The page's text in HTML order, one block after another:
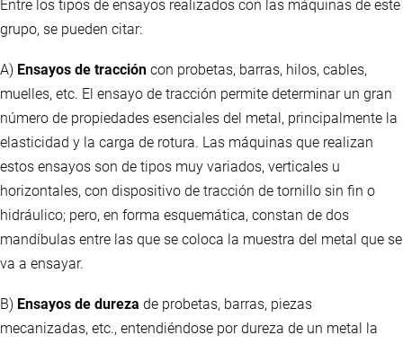
Entre los tipos de ensayos realizados con las máquinas de este
grupo, se pueden citar:
A) Ensayos de tracción con probetas, barras, hilos, cables,
muelles, etc. El ensayo de tracción permite determinar un gran
número de propiedades esenciales del metal, principalmente la
elasticidad y la carga de rotura. Las máquinas que realizan
estos ensayos son de tipos muy variados, verticales u
horizontales, con dispositivo de tracción de tornillo sin fin o
hidráulico; pero, en forma esquemática, constan de dos
mandíbulas entre las que se coloca la muestra del metal que se
va a ensayar.
B) Ensayos de dureza de probetas, barras, piezas
mecanizadas, etc., entendiéndose por dureza de un metal la